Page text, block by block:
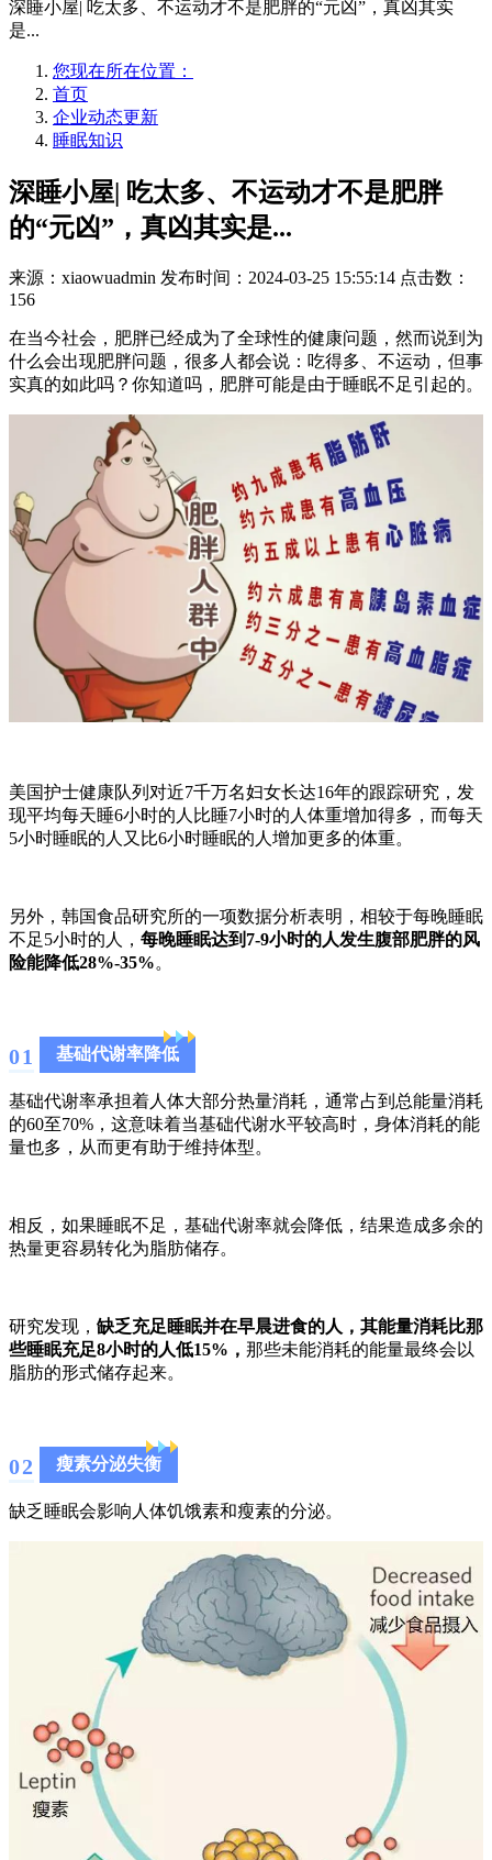
深睡小屋| 吃太多、不运动才不是肥胖的“元凶”，真凶其实
是...
您现在所在位置：
首页
企业动态更新
睡眠知识
深睡小屋| 吃太多、不运动才不是肥胖
的“元凶”，真凶其实是...
来源：xiaowuadmin 发布时间：2024-03-25 15:55:14 点击数：
156
在当今社会，肥胖已经成为了全球性的健康问题，然而说到为
什么会出现肥胖问题，很多人都会说：吃得多、不运动，但事
实真的如此吗？你知道吗，肥胖可能是由于睡眠不足引起的。
美国护士健康队列对近7千万名妇女长达16年的跟踪研究，发
现平均每天睡6小时的人比睡7小时的人体重增加得多，而每天
5小时睡眠的人又比6小时睡眠的人增加更多的体重。
另外，韩国食品研究所的一项数据分析表明，相较于每晚睡眠
不足5小时的人， 每晚睡眠达到7-9小时的人发生腹部肥胖的风
险能降低28%-35%。
01 基础代谢率降低
基础代谢率承担着人体大部分热量消耗，通常占到总能量消耗
的60至70%，这意味着当基础代谢水平较高时，身体消耗的能
量也多，从而更有助于维持体型。
相反，如果睡眠不足，基础代谢率就会降低，结果造成多余的
热量更容易转化为脂肪储存。
研究发现， 缺乏充足睡眠并在早晨进食的人，其能量消耗比那
些睡眠充足8小时的人低15%， 那些未能消耗的能量最终会以
脂肪的形式储存起来。
02 瘦素分泌失衡
缺乏睡眠会影响人体饥饿素和瘦素的分泌。